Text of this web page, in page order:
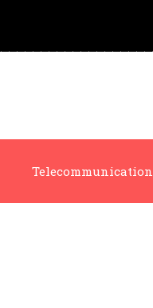
Telecommunication